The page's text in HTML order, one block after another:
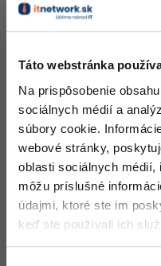
Táto webstránka
Na prispôsobenie
sociálnych médií a
súbory cookie.
webové stránky,
oblasti sociálnych médií,
môžu príslušné
údajmi, ktoré ste im
keď ste používali ich
Aplies to:určuje u